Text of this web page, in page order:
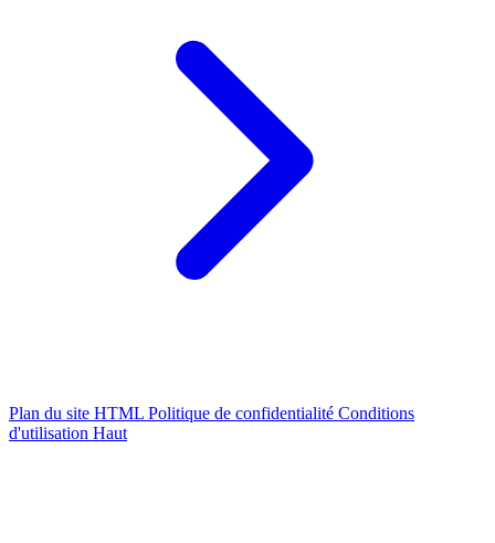
Plan du site HTML Politique de confidentialité Conditions
d'utilisation Haut